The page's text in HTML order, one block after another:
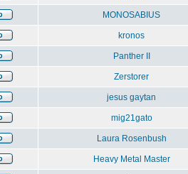
MONOSABIUS
kronos
Panther II
Zerstorer
jesus gaytan
mig21gato
Laura Rosenbush
Heavy Metal Master